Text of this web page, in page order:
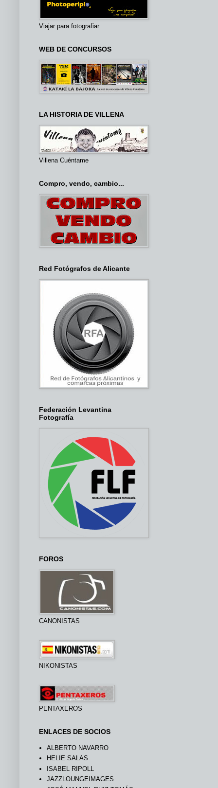
Viajar para fotografiar
WEB DE CONCURSOS
LA HISTORIA DE VILLENA
Villena Cuéntame
Compro, vendo, cambio...
Red Fotógrafos de Alicante
Federación Levantina
Fotografía
FOROS
CANONISTAS
NIKONISTAS
PENTAXEROS
ENLACES DE SOCIOS
ALBERTO NAVARRO
HELIE SALAS
ISABEL RIPOLL
JAZZLOUNGEIMAGES